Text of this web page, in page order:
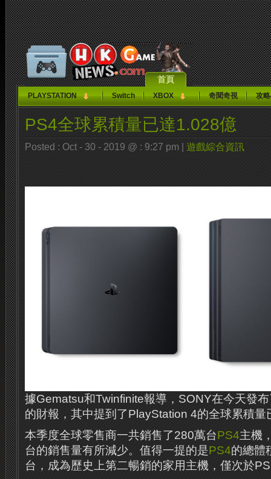
首頁
PLAYSTATION Switch XBOX 奇聞奇視 攻
PS4全球累積量已達1.028億
Posted : Oct - 30 - 2019 @ : 9:27 pm | 遊戲綜合資訊
據Gematsu和Twinfinite報導，SONY在今天發
的財報，其中提到了PlayStation 4的全球累積量
本季度全球零售商一共銷售了280萬台PS4主機
台的銷售量有所減少。值得一提的是PS4的總體
台，成為歷史上第二暢銷的家用主機，僅次於